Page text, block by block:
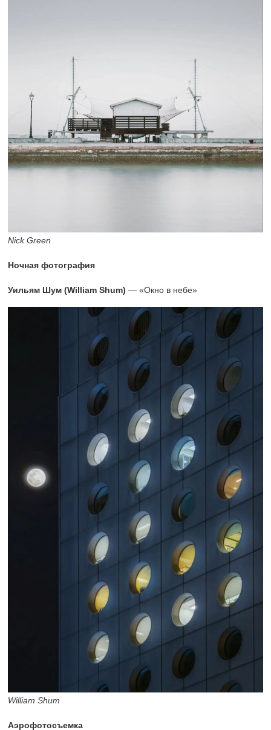
Nick Green
Ночная фотография
Уильям Шум (William Shum) — «Окно в небе»
William Shum
Аэрофотосъемка